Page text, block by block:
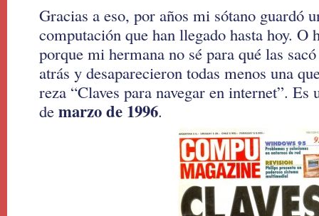
Gracias a eso, por años mi sótano guardó
computación que han llegado hasta hoy. O
porque mi hermana no sé para qué las
atrás y desaparecieron todas menos una
reza “Claves para navegar en internet”. Es
de marzo de 1996.